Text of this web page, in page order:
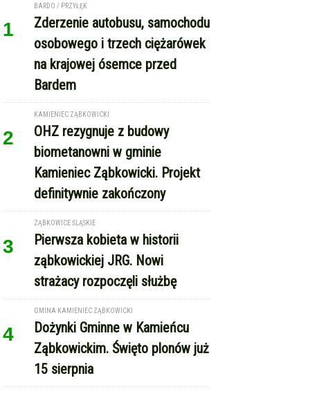
1
BARDO / PRZYŁĘK
Zderzenie autobusu, samochodu
osobowego i trzech ciężarówek
na krajowej ósemce przed
Bardem
2
KAMIENIEC ZĄBKOWICKI
OHZ rezygnuje z budowy
biometanowni w gminie
Kamieniec Ząbkowicki. Projekt
definitywnie zakończony
3
ZĄBKOWICE ŚLĄSKIE
Pierwsza kobieta w historii
ząbkowickiej JRG. Nowi
strażacy rozpoczęli służbę
4
GMINA KAMIENIEC ZĄBKOWICKI
Dożynki Gminne w Kamieńcu
Ząbkowickim. Święto plonów już
15 sierpnia